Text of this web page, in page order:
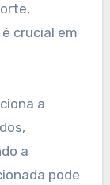
crucial em
a
a
pode